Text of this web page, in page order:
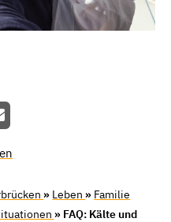
» Leben » Familie
» FAQ: Kälte und